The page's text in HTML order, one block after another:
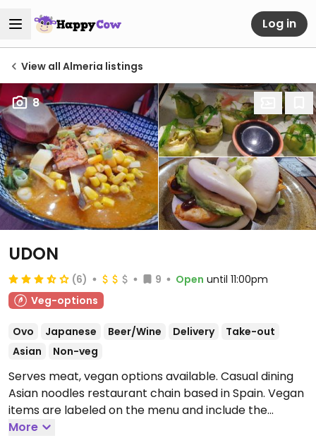
Log in
View all Almeria listings
8
UDON
(6) 9 Open until 11:00pm
Veg-options
Ovo Japanese Beer/Wine Delivery
Take-out
Asian
Non-veg
Serves meat, vegan options available. Casual dining
Asian noodles restaurant chain based in Spain. Vegan
items are labeled on the menu and include the
following: veggie yaki udon and yaki soba, miso soba,
More